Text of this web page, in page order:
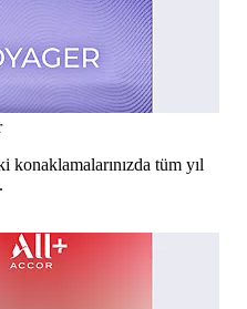
konaklamalarınızda tüm yıl